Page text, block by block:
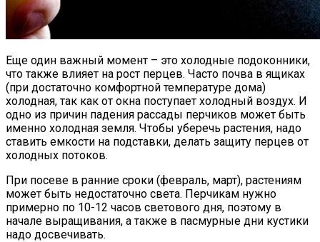
Еще один важный момент – это холодные подоконники,
что также влияет на рост перцев. Часто почва в ящиках
(при достаточно комфортной температуре дома)
холодная, так как от окна поступает холодный воздух. И
одно из причин падения рассады перчиков может быть
именно холодная земля. Чтобы уберечь растения, надо
ставить емкости на подставки, делать защиту перцев от
холодных потоков.
При посеве в ранние сроки (февраль, март), растениям
может быть недостаточно света. Перчикам нужно
примерно по 10-12 часов светового дня, поэтому в
начале выращивания, а также в пасмурные дни кустики
надо досвечивать.